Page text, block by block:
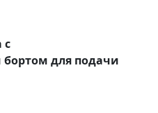
с
для подачи